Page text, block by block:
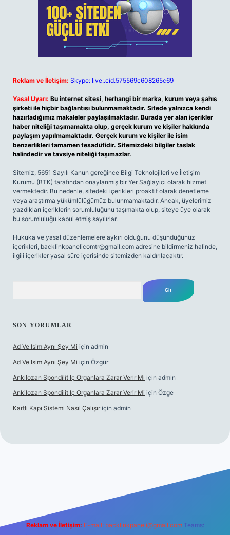
Reklam ve İletişim: Skype: live:.cid.575569c608265c69
Yasal Uyarı: Bu internet sitesi, herhangi bir marka, kurum veya şahıs
şirketi ile hiçbir bağlantısı bulunmamaktadır. Sitede yalnızca kendi
hazırladığımız makaleler paylaşılmaktadır. Burada yer alan içerikler
haber niteliği taşımamakta olup, gerçek kurum ve kişiler hakkında
paylaşım yapılmamaktadır. Gerçek kurum ve kişiler ile isim
benzerlikleri tamamen tesadüfidir. Sitemizdeki bilgiler taslak
halindedir ve tavsiye niteliği taşımazlar.
Sitemiz, 5651 Sayılı Kanun gereğince Bilgi Teknolojileri ve İletişim
Kurumu (BTK) tarafından onaylanmış bir Yer Sağlayıcı olarak hizmet
vermektedir. Bu nedenle, sitedeki içerikleri proaktif olarak denetleme
veya araştırma yükümlülüğümüz bulunmamaktadır. Ancak, üyelerimiz
yazdıkları içeriklerin sorumluluğunu taşımakta olup, siteye üye olarak
bu sorumluluğu kabul etmiş sayılırlar.
Hukuka ve yasal düzenlemelere aykırı olduğunu düşündüğünüz
içerikleri, backlinkpanelicomtr@gmail.com adresine bildirmeniz halinde,
ilgili içerikler yasal süre içerisinde sitemizden kaldırılacaktır.
SON YORUMLAR
Ad Ve Isim Aynı Şey Mi için admin
Ad Ve Isim Aynı Şey Mi için Özgür
Ankilozan Spondilit Iç Organlara Zarar Verir Mi için admin
Ankilozan Spondilit Iç Organlara Zarar Verir Mi için Özge
Kartlı Kapı Sistemi Nasıl Çalışır için admin
Reklam ve İletişim: E-mail: backlinkpaneli@gmail.com Teams: